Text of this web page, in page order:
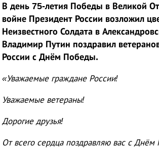
В день 75-летия Победы в Великой
войне Президент России возложил
Неизвестного Солдата в
Владимир Путин поздравил
России с Днём Победы.
«Уважаемые граждане России!
Уважаемые ветераны!
Дорогие друзья!
От всего сердца поздравляю вас с